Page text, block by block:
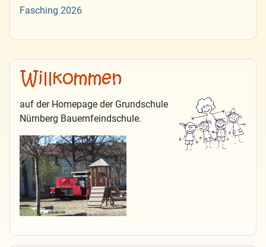
auf der Homepage der Grundschule
Nürnberg Bauernfeindschule.
Fasching 2026